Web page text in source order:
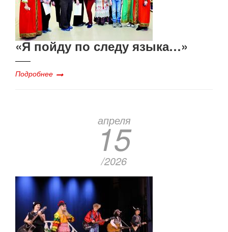
«Я пойду по следу языка…»
Подробнее
апреля
15
/2026